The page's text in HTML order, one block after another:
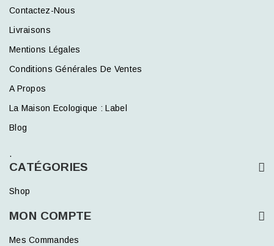
Contactez-Nous
Livraisons
Mentions Légales
Conditions Générales De Ventes
A Propos
La Maison Ecologique : Label
Blog
.
CATÉGORIES
Shop
MON COMPTE
Mes Commandes